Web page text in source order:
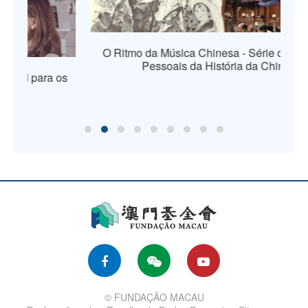
O Ritmo da Música Chinesa - Série de Figuras
Pessoais da História da China
© FUNDAÇÃO MACAU